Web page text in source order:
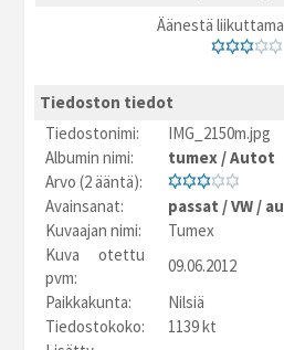
Äänestä
Tiedoston tiedot
Tiedostonimi:
IMG_2150m.jpg
Albumin nimi:
tumex /Autot
Arvo (2 ääntä):
Avainsanat:
passat /VW /
Kuvaajan nimi:
Tumex
Kuva otettu
pvm:
09.06.2012
Paikkakunta:
Nilsiä
Tiedostokoko:
1139 kt